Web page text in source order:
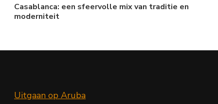
Casablanca: een sfeervolle mix van traditie en
moderniteit
Uitgaan op Aruba